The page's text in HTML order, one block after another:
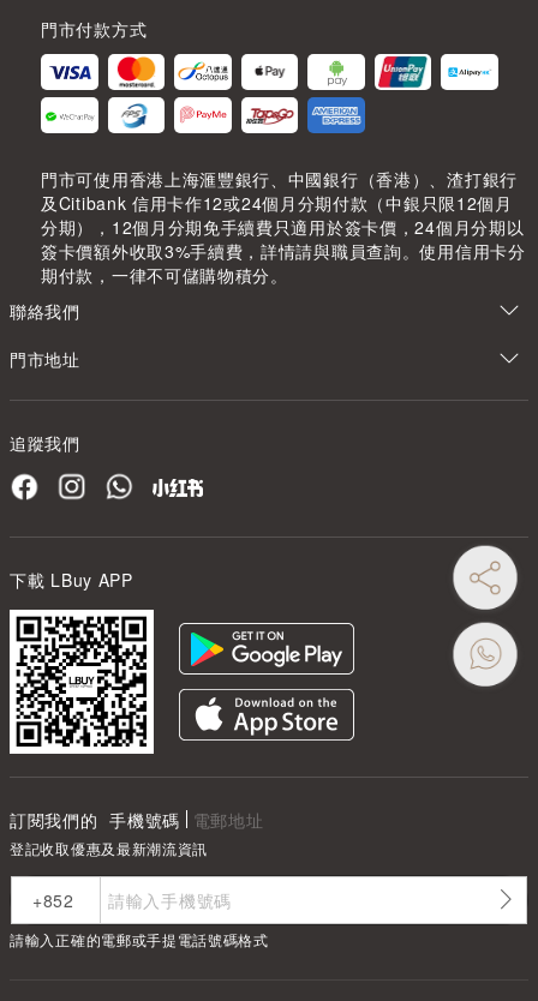
門市付款方式
門市可使用香港上海滙豐銀行、中國銀行（香港）、渣打銀行
及Citibank 信用卡作12或24個月分期付款（中銀只限12個月
分期），12個月分期免手續費只適用於簽卡價，24個月分期以
簽卡價額外收取3%手續費，詳情請與職員查詢。使用信用卡分
期付款，一律不可儲購物積分。
聯絡我們
門市地址
追蹤我們
下載 LBuy APP
訂閱我們的 手機號碼 電郵地址
登記收取優惠及最新潮流資訊
請輸入正確的電郵或手提電話號碼格式